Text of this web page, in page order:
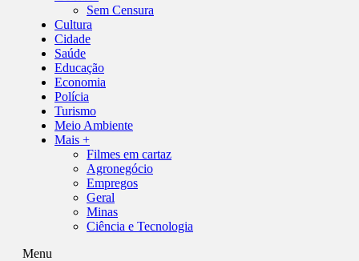
Sem Censura
Cultura
Cidade
Saúde
Educação
Economia
Polícia
Turismo
Meio Ambiente
Mais +
Filmes em cartaz
Agronegócio
Empregos
Geral
Minas
Ciência e Tecnologia
Menu